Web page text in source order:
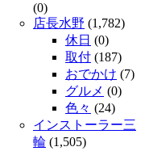
(0)
店長水野 (1,782)
休日 (0)
取付 (187)
おでかけ (7)
グルメ (0)
色々 (24)
インストーラー三
輪 (1,505)